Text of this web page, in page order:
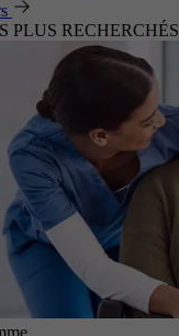
PLUS RECHERCHÉS